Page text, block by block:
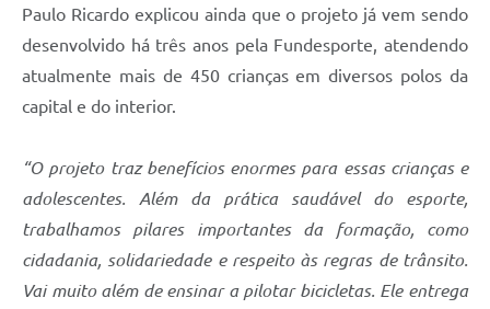
Paulo Ricardo explicou ainda que o projeto já vem sendo
desenvolvido há três anos pela Fundesporte, atendendo
atualmente mais de 450 crianças em diversos polos da
capital e do interior.
“O projeto traz benefícios enormes para essas crianças e
adolescentes. Além da prática saudável do esporte,
trabalhamos pilares importantes da formação, como
cidadania, solidariedade e respeito às regras de trânsito.
Vai muito além de ensinar a pilotar bicicletas. Ele entrega